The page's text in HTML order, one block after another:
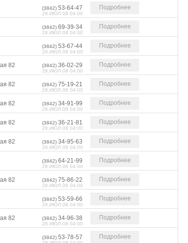
(3842) 53-64-47
28.ИЮЛ.08 04:00
Подробнее
(3842) 69-39-34
28.ИЮЛ.08 04:00
Подробнее
(3842) 53-67-44
28.ИЮЛ.08 04:00
Подробнее
82 (3842) 36-02-29
28.ИЮЛ.08 04:00
Подробнее
82 (3842) 75-19-21
28.ИЮЛ.08 04:00
Подробнее
82 (3842) 34-91-99
28.ИЮЛ.08 04:00
Подробнее
82 (3842) 36-21-81
28.ИЮЛ.08 04:00
Подробнее
82 (3842) 34-95-63
28.ИЮЛ.08 04:00
Подробнее
(3842) 64-21-99
28.ИЮЛ.08 04:00
Подробнее
82 (3842) 75-86-22
28.ИЮЛ.08 04:00
Подробнее
(3842) 53-59-66
28.ИЮЛ.08 04:00
Подробнее
82 (3842) 34-96-38
28.ИЮЛ.08 04:00
Подробнее
(3842) 53-78-57 Подробнее